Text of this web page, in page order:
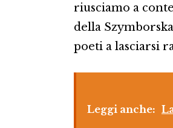
riusciamo a
della
poeti a lasciarsi
Leggi anche: